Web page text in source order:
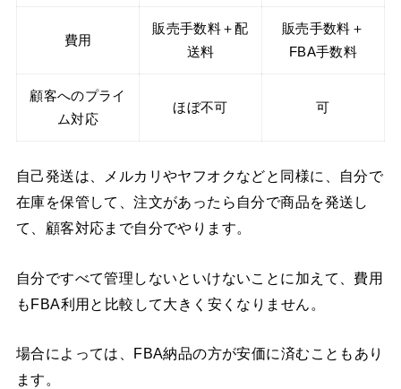
費用
販売手数料＋配
送料
販売手数料＋
FBA手数料
顧客へのプライ
ム対応
ほぼ不可 可
自己発送は、メルカリやヤフオクなどと同様に、自分で
在庫を保管して、注文があったら自分で商品を発送し
て、顧客対応まで自分でやります。
自分ですべて管理しないといけないことに加えて、費用
もFBA利用と比較して大きく安くなりません。
場合によっては、FBA納品の方が安価に済むこともあり
ます。